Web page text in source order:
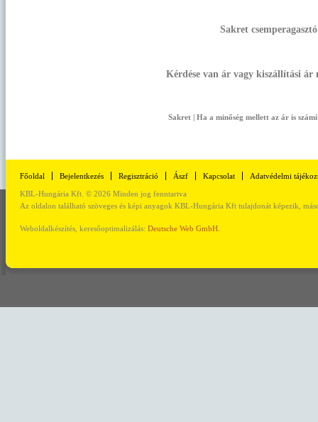
Sakret
Kérdése van ár vagy kiszállítási
Sakret | Ha a minőség mellett az ár is
Főoldal Bejelentkezés Regisztráció Ászf Kapcsolat Adatvédelmi
KBL-Hungária Kft. © 2026 Minden jog fenntartva
Az oldalon található szöveges és képi anyagok KBL-Hungária Kft tulajdonát képezik,
Weboldalkészítés, keresőoptimalizálás: Deutsche Web GmbH.